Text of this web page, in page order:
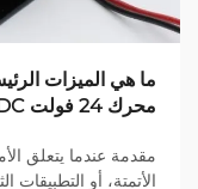
ما هي الميزات
محرك 24 فولت DC؟
مقدمة عندما يتعلق